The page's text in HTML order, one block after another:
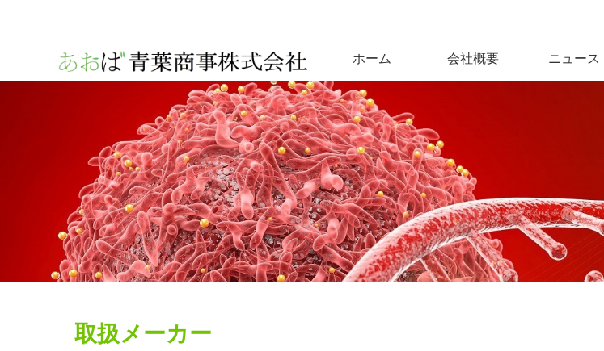
ホーム 会社概要 ニュース
取扱メーカー